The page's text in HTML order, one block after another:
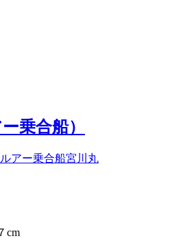
乗合船）
ルアー乗合船宮川丸
cm